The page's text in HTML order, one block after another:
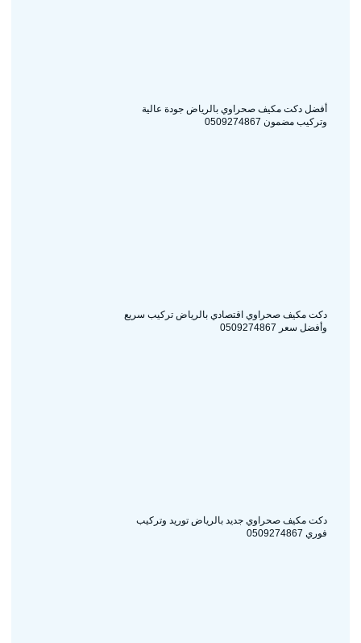
أفضل دكت مكيف صحراوي بالرياض جودة عالية
وتركيب مضمون 0509274867
دكت مكيف صحراوي اقتصادي بالرياض تركيب سريع
وأفضل سعر 0509274867
دكت مكيف صحراوي جديد بالرياض توريد وتركيب
فوري 0509274867